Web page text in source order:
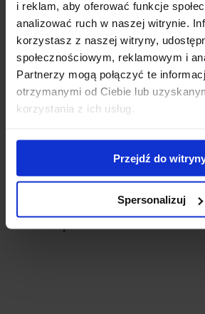
i reklam, aby oferować funkcje
analizować ruch w naszej witrynie.
korzystasz z naszej witryny,
społecznościowym, reklamowym i
Partnerzy mogą połączyć te
otrzymanymi od Ciebie lub
korzystania z ich usług.
Przejdź do
Spersonalizuj
Dostępny
Blue’
Nasze poradniki